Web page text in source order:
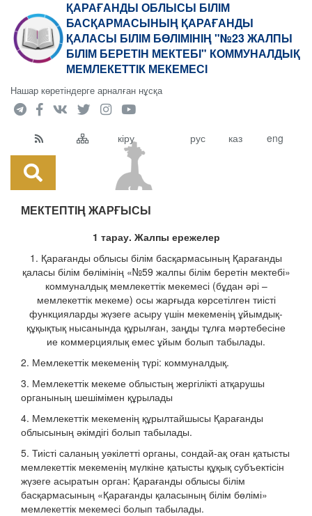
ҚАРАҒАНДЫ ОБЛЫСЫ БІЛІМ
БАСҚАРМАСЫНЫҢ ҚАРАҒАНДЫ
ҚАЛАСЫ БІЛІМ БӨЛІМІНІҢ "№23 ЖАЛПЫ
БІЛІМ БЕРЕТІН МЕКТЕБІ" КОММУНАЛДЫҚ
МЕМЛЕКЕТТІК МЕКЕМЕСІ
Нашар көретіндерге арналған нұсқа
кіру рус каз eng
МЕКТЕПТІҢ ЖАРҒЫСЫ
1 тарау. Жалпы ережелер
1. Қарағанды облысы білім басқармасының Қарағанды
қаласы білім бөлімінің «№59 жалпы білім беретін мектебі»
коммуналдық мемлекеттік мекемесі (бұдан әрі –
мемлекеттік мекеме) осы жарғыда көрсетілген тиісті
функцияларды жүзеге асыру үшін мекеменің ұйымдық-
құқықтық нысанында құрылған, заңды тұлға мәртебесіне
ие коммерциялық емес ұйым болып табылады.
2. Мемлекеттік мекеменің түрі: коммуналдық.
3. Мемлекеттік мекеме облыстың жергілікті атқарушы
органының шешімімен құрылады
4. Мемлекеттік мекеменің құрылтайшысы Қарағанды
облысының әкімдігі болып табылады.
5. Тиісті саланың уәкілетті органы, сондай-ақ оған қатысты
мемлекеттік мекеменің мүлкіне қатысты құқық субъектісін
жүзеге асыратын орган: Қарағанды облысы білім
басқармасының «Қарағанды қаласының білім бөлімі»
мемлекеттік мекемесі болып табылады.